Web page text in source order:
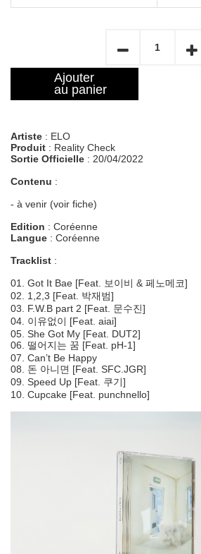
Ajouter
au panier
Artiste : ELO
Produit : Reality Check
Sortie Officielle : 20/04/2022
Contenu :
- à venir (voir fiche)
Edition : Coréenne
Langue : Coréenne
Tracklist :
01. Got It Bae [Feat. 보이비 & 페노메코]
02. 1,2,3 [Feat. 박재범]
03. F.W.B part 2 [Feat. 문수진]
04. 이유없이 [Feat. aiai]
05. She Got My [Feat. DUT2]
06. 떨어지는 꿈 [Feat. pH-1]
07. Can’t Be Happy
08. 돈 아니면 [Feat. SFC.JGR]
09. Speed Up [Feat. 쿠기]
10. Cupcake [Feat. punchnello]